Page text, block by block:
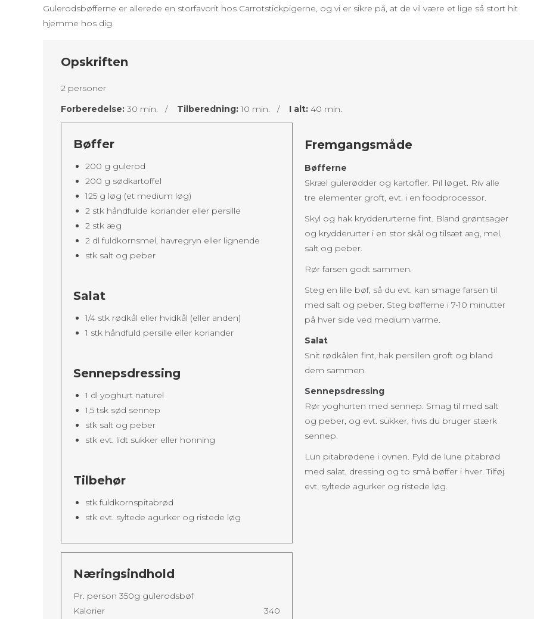
Gulerodsbøfferne er allerede en storfavorit hos Carrotstickpigerne, og vi er sikre på, at de vil være et lige så stort hit
hjemme hos dig.
Opskriften
2 personer
Forberedelse: 30 min. / Tilberedning:10 min. / I alt: 40 min.
Bøffer
200 g gulerod
200 g sødkartoffel
125 g løg (et medium løg)
2 stk håndfulde koriander eller persille
2 stk æg
2 dl fuldkornsmel, havregryn eller lignende
stk salt og peber
Salat
1/4 stk rødkål eller hvidkål (eller anden)
1 stk håndfuld persille eller koriander
Sennepsdressing
1 dl yoghurt naturel
1,5 tsk sød sennep
stk salt og peber
stk evt. lidt sukker eller honning
Tilbehør
stk fuldkornspitabrød
stk evt. syltede agurker og ristede løg
Næringsindhold
Pr. person 350g gulerodsbøf
Kalorier
340
Fremgangsmåde
Bøfferne
Skræl gulerødder og kartofler. Pil løget. Riv alle
tre elementer groft, evt. i en foodprocessor.
Skyl og hak krydderurterne fint. Bland grøntsager
og krydderurter i en stor skål og tilsæt æg, mel,
salt og peber.
Rør farsen godt sammen.
Steg en lille bøf, så du evt. kan smage farsen til
med salt og peber. Steg bøfferne i 7-10 minutter
på hver side ved medium varme.
Salat
Snit rødkålen fint, hak persillen groft og bland
dem sammen.
Sennepsdressing
Rør yoghurten med sennep. Smag til med salt
og peber, og evt. sukker, hvis du bruger stærk
sennep.
Lun pitabrødene i ovnen. Fyld de lune pitabrød
med salat, dressing og to små bøffer i hver. Tilføj
evt. syltede agurker og ristede løg.